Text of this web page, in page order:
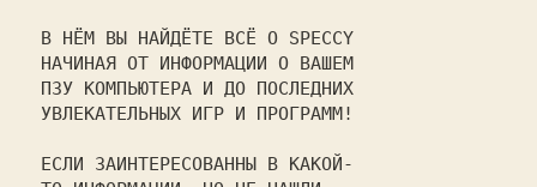
  В НЁМ ВЫ НАЙДЁТЕ ВСЁ О
SPECCY